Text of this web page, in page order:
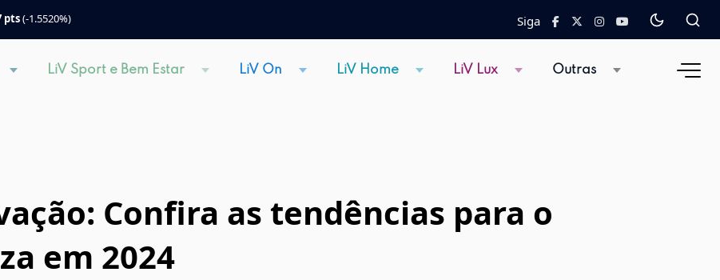
pts(-1.5520%) Siga
LiV Sport e Bem Estar LiV On LiV Home LiV Lux Outras
Confira as tendências para o
em 2024